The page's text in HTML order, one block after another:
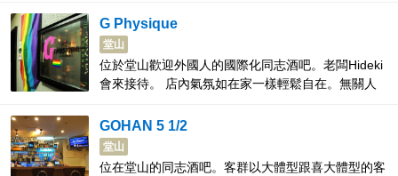
G Physique
堂山
位於堂山歡迎外國人的國際化同志酒吧。老闆Hideki
會來接待。 店內氣氛如在家一樣輕鬆自在。無關人
OK。
GOHAN 5 1/2
堂山
位在堂山的同志酒吧。客群以大體型跟喜大體型的客